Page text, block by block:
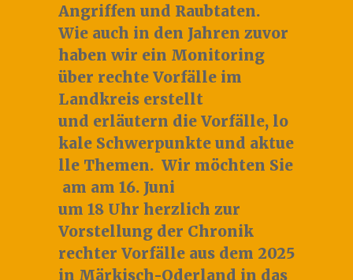
Angriffen und Raubtaten.
Wie auch in den Jahren zuvor
haben wir ein Monitoring
über rechte Vorfälle im
Landkreis erstellt
und erläutern die Vorfälle, lo
kale Schwerpunkte und aktue
lle Themen. Wir möchten Sie
am am 16. Juni
um 18 Uhr herzlich zur
Vorstellung der Chronik
rechter Vorfälle aus dem 2025
in Märkisch-Oderland in das